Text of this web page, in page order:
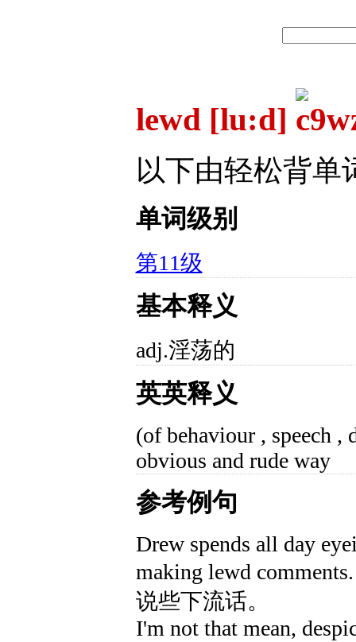
lewd [lu:d]
以下由轻松背单
单词级别
第11级
基本释义
adj.淫荡的
英英释义
(of behaviour , speech ,
obvious and rude way
参考例句
Drew spends all day
making lewd
说些下流话。
I'm not that mean,